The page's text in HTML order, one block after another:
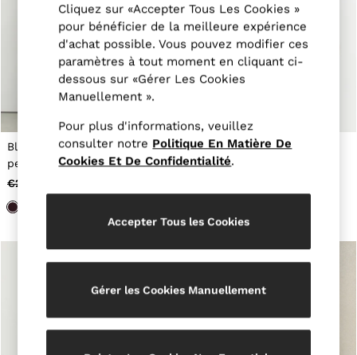
Tops & T-Shirts
Jumpsuits & Playsuits
Trousers
Suits & Tailoring
Blazers
Skirts & Shorts
Swimwear
Sweats & Joggers
Jackets & Coats
Knitwear & Jumpers
Jeans
Accessories
34
36
44
Blazer de tailleur croisé
petite taille couleur baie
€285
Veste camionneur en cuir
neutre
Cliquez sur «Accepter Tous Les Cookies »
pour bénéficier de la meilleure expérience
d'achat possible. Vous pouvez modifier ces
paramètres à tout moment en cliquant ci-
dessous sur «Gérer Les Cookies
Manuellement ».
Pour plus d'informations, veuillez
consulter notre Politique En Matière De
Cookies Et De Confidentialité.
Accepter Tous les Cookies
Gérer les Cookies Manuellement